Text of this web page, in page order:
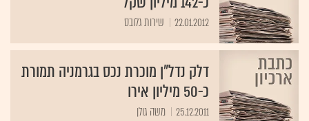
22.01.2012 שירות גלובס
דלק נדל"ן מוכרת נכס בגרמניה תמורת
כ-50 מיליון אירו
25.12.2011 משה גולן